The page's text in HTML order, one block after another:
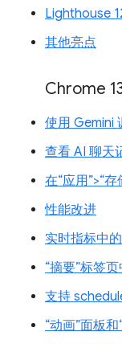
Lighthouse
其他亮点
Chrome
使用 Gemini
查看 AI 聊天
在“应用”>“
性能改进
实时指标中
“摘要”标签
支持
“动画”面板